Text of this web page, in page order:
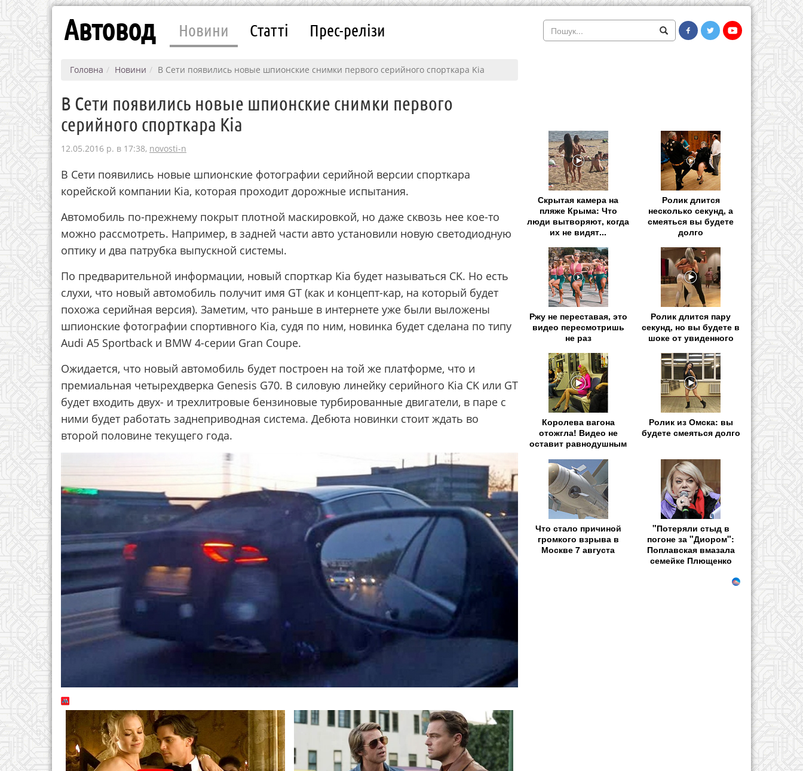
Автовод Новини Статті Прес-релізи
Головна Новини В Сети появились новые шпионские снимки первого серийного спорткара Kia
В Сети появились новые шпионские снимки первого
серийного спорткара Kia
12.05.2016 р. в 17:38, novosti-n
В Сети появились новые шпионские фотографии серийной версии спорткара
корейской компании Kia, которая проходит дорожные испытания.
Автомобиль по-прежнему покрыт плотной маскировкой, но даже сквозь нее кое-то
можно рассмотреть. Например, в задней части авто установили новую светодиодную
оптику и два патрубка выпускной системы.
По предварительной информации, новый спорткар Kia будет называться CK. Но есть
слухи, что новый автомобиль получит имя GT (как и концепт-кар, на который будет
похожа серийная версия). Заметим, что раньше в интернете уже были выложены
шпионские фотографии спортивного Kia, судя по ним, новинка будет сделана по типу
Audi A5 Sportback и BMW 4-серии Gran Coupe.
Ожидается, что новый автомобиль будет построен на той же платформе, что и
премиальная четырехдверка Genesis G70. В силовую линейку серийного Kia CK или GT
будет входить двух- и трехлитровые бензиновые турбированные двигатели, в паре с
ними будет работать заднеприводная система. Дебюта новинки стоит ждать во
второй половине текущего года.
Скрытая камера на
пляже Крыма: Что
люди вытворяют, когда
их не видят...
Ролик длится
несколько секунд, а
смеяться вы будете
долго
Ржу не переставая, это
видео пересмотришь
не раз
Ролик длится пару
секунд, но вы будете в
шоке от увиденного
Королева вагона
отожгла! Видео не
оставит равнодушным
Ролик из Омска: вы
будете смеяться долго
Что стало причиной
громкого взрыва в
Москве 7 августа
"Потеряли стыд в
погоне за "Диором":
Поплавская вмазала
семейке Плющенко